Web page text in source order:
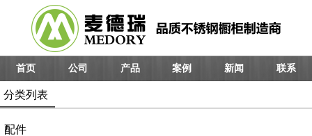
首页 公司 产品 案例 新闻 联系
分类列表
配件